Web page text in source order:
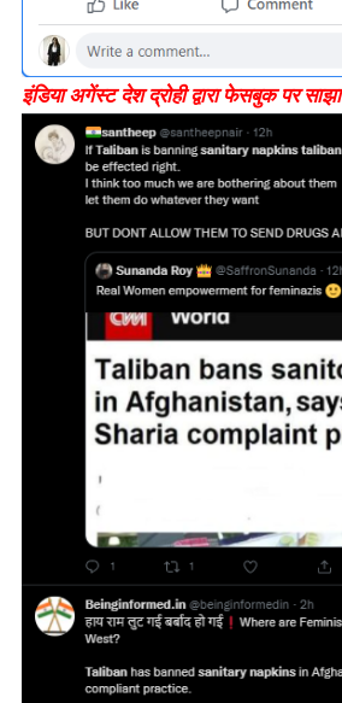
इंडिया अगेंस्ट देश द्रोही द्वारा फेसबुक पर साझा